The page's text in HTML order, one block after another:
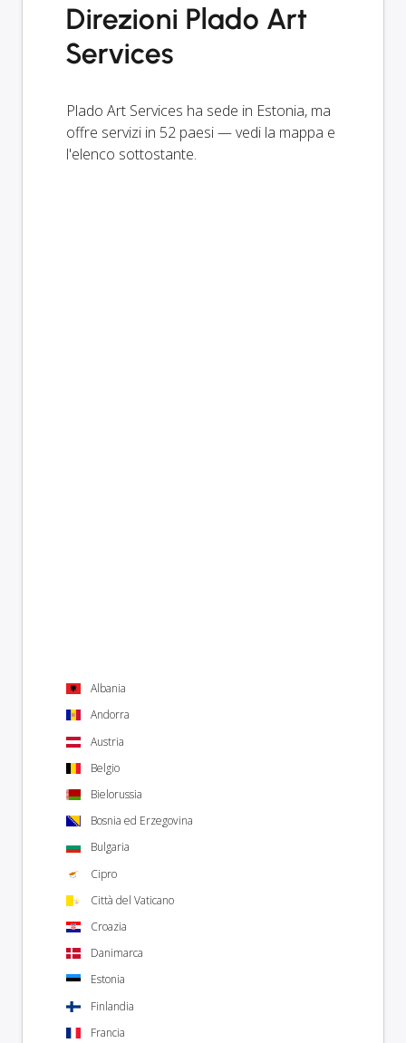
Direzioni Plado Art
Services
Plado Art Services ha sede in Estonia, ma
offre servizi in 52 paesi — vedi la mappa e
l'elenco sottostante.
Albania
Andorra
Austria
Belgio
Bielorussia
Bosnia ed Erzegovina
Bulgaria
Cipro
Città del Vaticano
Croazia
Danimarca
Estonia
Finlandia
Francia